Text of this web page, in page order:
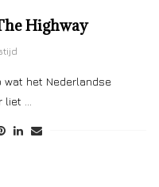
Highway
wat het Nederlandse
…